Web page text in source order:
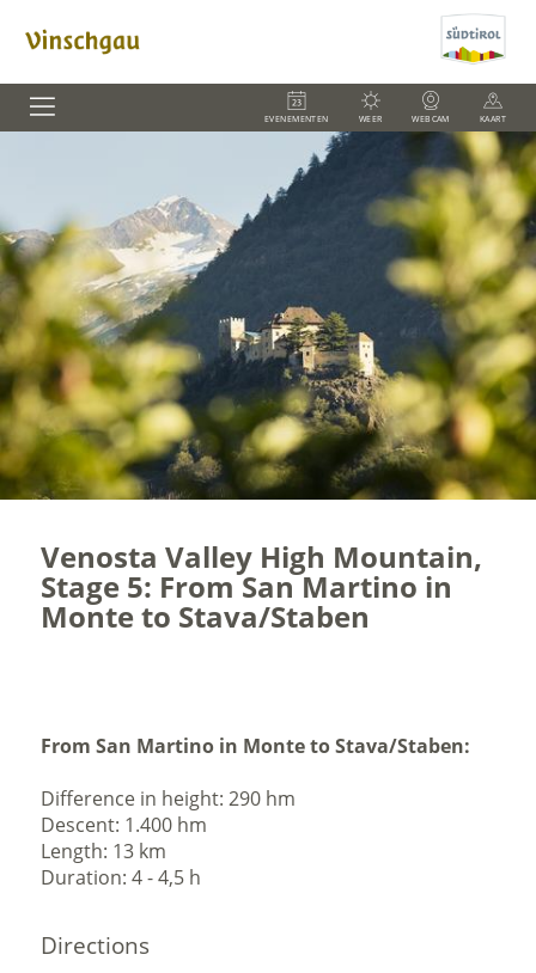
EVENEMENTEN WEER WEBCAM KAART
Venosta Valley High Mountain,
Stage 5: From San Martino in
Monte to Stava/Staben
From San Martino in Monte to Stava/Staben:
Difference in height: 290 hm
Descent: 1.400 hm
Length: 13 km
Duration: 4 - 4,5 h
Directions